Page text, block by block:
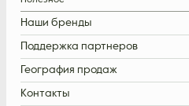
Наши бренды
Поддержка партнеров
География продаж
Контакты